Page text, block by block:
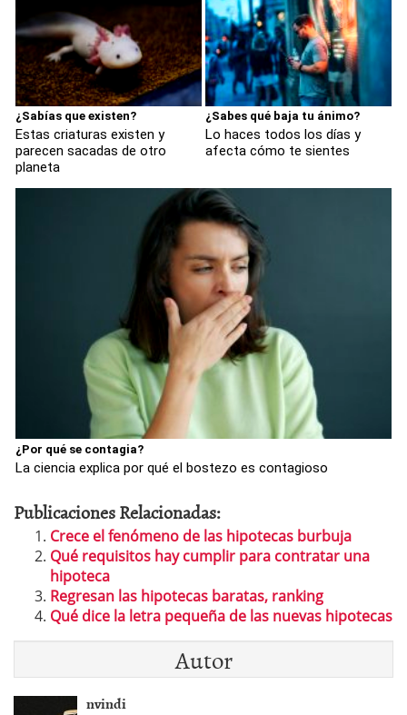
¿Sabías que existen?
Estas criaturas existen y
parecen sacadas de otro
planeta
¿Sabes qué baja tu ánimo?
Lo haces todos los días y
afecta cómo te sientes
¿Por qué se contagia?
La ciencia explica por qué el bostezo es contagioso
Publicaciones Relacionadas:
Crece el fenómeno de las hipotecas burbuja
Qué requisitos hay cumplir para contratar una
hipoteca
Regresan las hipotecas baratas, ranking
Qué dice la letra pequeña de las nuevas hipotecas
Autor
nvindi